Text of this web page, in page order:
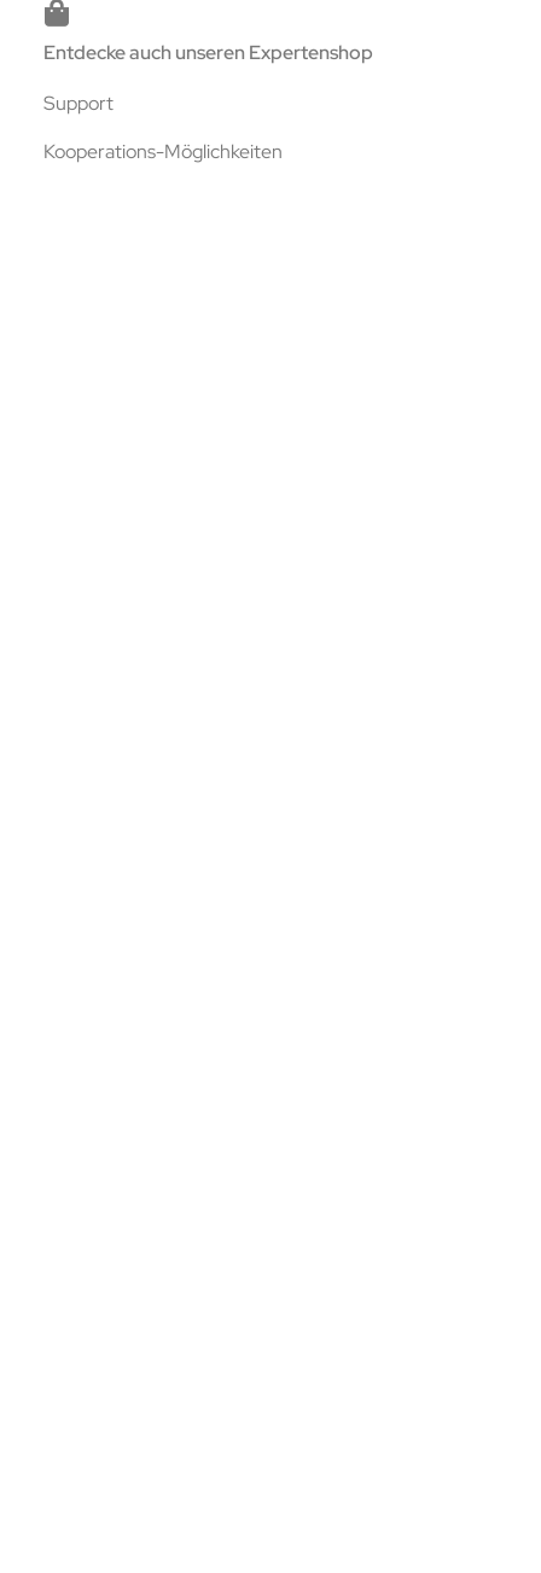
Entdecke auch unseren Expertenshop
Support
Kooperations-Möglichkeiten